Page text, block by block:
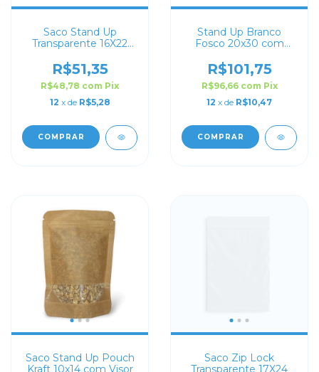
Saco Stand Up
Transparente 16X22
R$51,35
R$48,78 com Pix
12 x de R$5,28
COMPRAR
Stand Up Branco
Fosco 20x30 com
R$101,75
R$96,66 com Pix
12 x de R$10,47
COMPRAR
Saco Stand Up Pouch
Kraft 10x14 com Visor
Saco Zip Lock
Transparente 17X24